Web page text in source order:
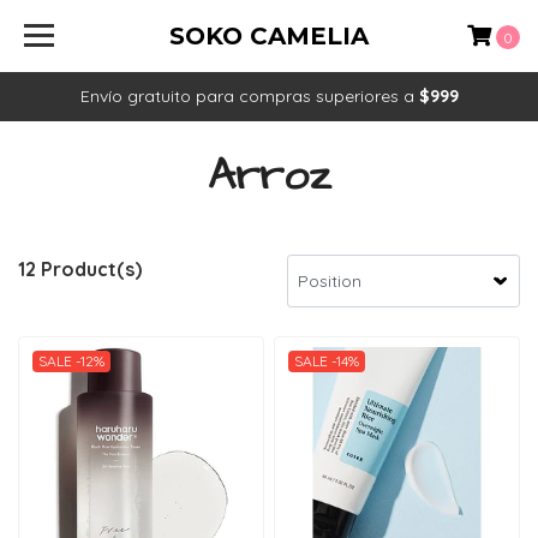
Envío gratuito para compras superiores a $999
SOKO CAMELIA 0
Arroz
12 Product(s)
SALE -12% SALE -14%